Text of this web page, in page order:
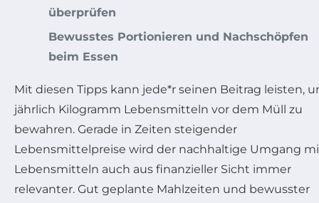
überprüfen
Bewusstes Portionieren und Nachschöpfen
beim Essen
Mit diesen Tipps kann jede*r seinen Beitrag leisten,
jährlich Kilogramm Lebensmitteln vor dem Müll zu
bewahren. Gerade in Zeiten steigender
Lebensmittelpreise wird der nachhaltige Umgang
Lebensmitteln auch aus finanzieller Sicht immer
relevanter. Gut geplante Mahlzeiten und bewusster